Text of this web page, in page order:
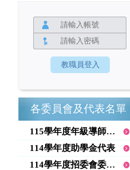
各委員會及代表名單
115學年度年級導師召集人
114學年度助學金代表
114學年度招委會委員名單